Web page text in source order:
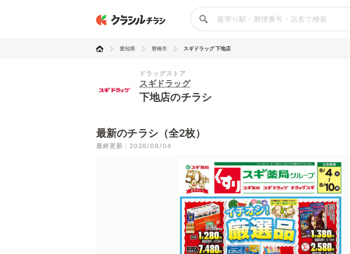
愛知県 豊橋市 スギドラッグ 下地店
ドラッグストア
スギドラッグ
下地店のチラシ
最新のチラシ（全2枚）
最終更新：2026/08/04